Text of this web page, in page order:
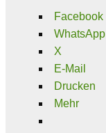
Facebook
WhatsApp
X
E-Mail
Drucken
Mehr